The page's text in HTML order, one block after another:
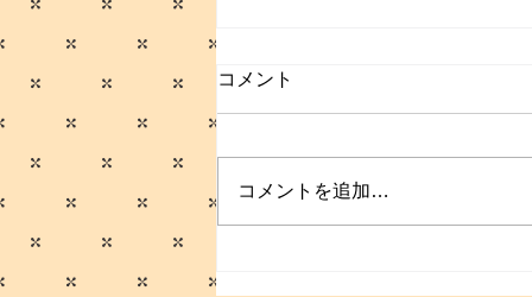
働く男のプクイチ
コメント
コメントを追加…